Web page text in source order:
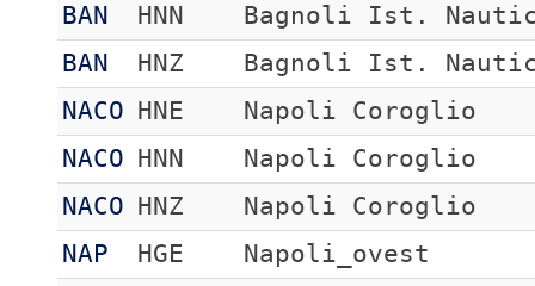
BAN
HNN
Bagnoli Ist.
BAN
HNZ
Bagnoli Ist.
NACO
HNE
Napoli Coroglio
NACO
HNN
Napoli Coroglio
NACO
HNZ
Napoli Coroglio
NAP
HGE
Napoli_ovest